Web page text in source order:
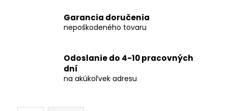
Garancia doručenia
nepoškodeného tovaru
Odoslanie do 4-10 pracovných
dní
na akúkoľvek adresu